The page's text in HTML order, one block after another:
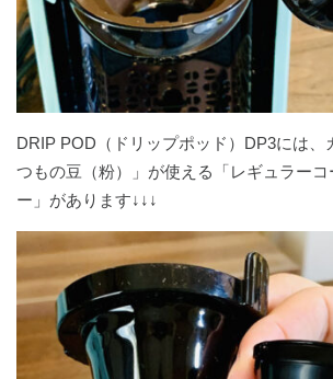
DRIP POD（ドリップポッド）DP3には、
つもの豆（粉）」が使える「レギュラーコ
ー」があります↓↓↓